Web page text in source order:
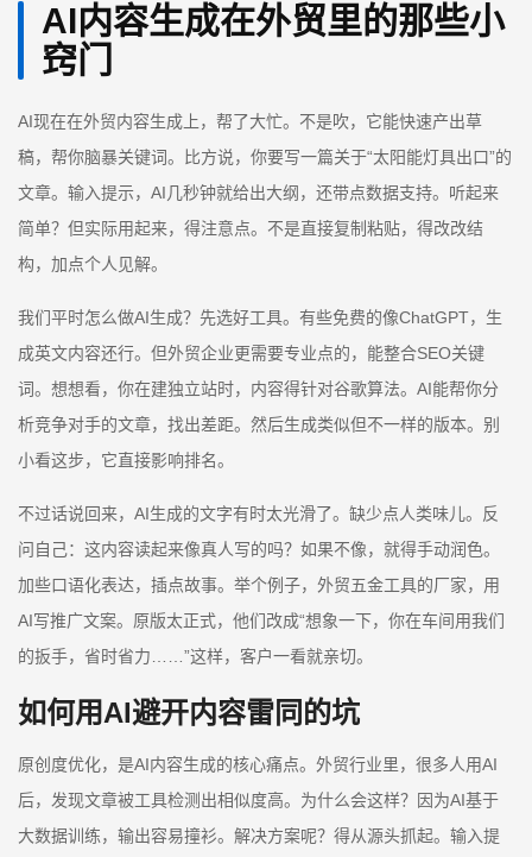
AI内容生成在外贸里的那些小
窍门
AI现在在外贸内容生成上，帮了大忙。不是吹，它能快速产出草
稿，帮你脑暴关键词。比方说，你要写一篇关于“太阳能灯具出口”的
文章。输入提示，AI几秒钟就给出大纲，还带点数据支持。听起来
简单？但实际用起来，得注意点。不是直接复制粘贴，得改改结
构，加点个人见解。
我们平时怎么做AI生成？先选好工具。有些免费的像ChatGPT，生
成英文内容还行。但外贸企业更需要专业点的，能整合SEO关键
词。想想看，你在建独立站时，内容得针对谷歌算法。AI能帮你分
析竞争对手的文章，找出差距。然后生成类似但不一样的版本。别
小看这步，它直接影响排名。
不过话说回来，AI生成的文字有时太光滑了。缺少点人类味儿。反
问自己：这内容读起来像真人写的吗？如果不像，就得手动润色。
加些口语化表达，插点故事。举个例子，外贸五金工具的厂家，用
AI写推广文案。原版太正式，他们改成“想象一下，你在车间用我们
的扳手，省时省力……”这样，客户一看就亲切。
如何用AI避开内容雷同的坑
原创度优化，是AI内容生成的核心痛点。外贸行业里，很多人用AI
后，发现文章被工具检测出相似度高。为什么会这样？因为AI基于
大数据训练，输出容易撞衫。解决方案呢？得从源头抓起。输入提